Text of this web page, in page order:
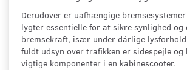
Derudover er uafhængige
lygter essentielle for at sikre synlighed og
bremsekraft, især under dårlige
fuldt udsyn over trafikken er sidespejle og
vigtige komponenter i en kabinescooter.